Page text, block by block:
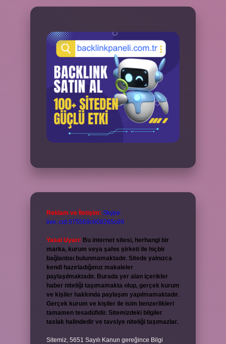
Reklam ve İletişim: Skype:
live:.cid.575569c608265c69
Yasal Uyarı: Bu internet sitesi, herhangi bir
marka, kurum veya şahıs şirketi ile hiçbir
bağlantısı bulunmamaktadır. Sitede yalnızca
kendi hazırladığımız makaleler
paylaşılmaktadır. Burada yer alan içerikler
haber niteliği taşımamakta olup, gerçek kurum
ve kişiler hakkında paylaşım yapılmamaktadır.
Gerçek kurum ve kişiler ile isim benzerlikleri
tamamen tesadüfidir. Sitemizdeki bilgiler
taslak halindedir ve tavsiye niteliği taşımazlar.
Sitemiz, 5651 Sayılı Kanun gereğince Bilgi